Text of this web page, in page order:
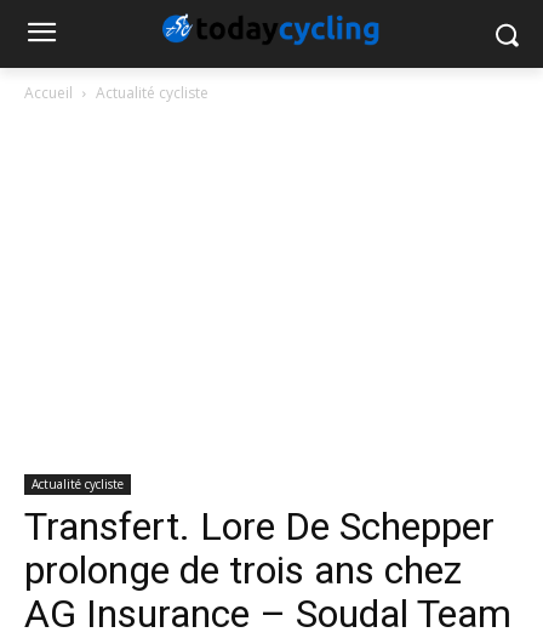
Accueil Actualité cycliste
Actualité cycliste
Transfert. Lore De Schepper
prolonge de trois ans chez
AG Insurance – Soudal Team